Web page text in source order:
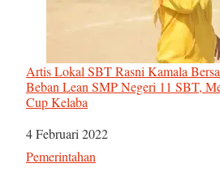
Artis Lokal SBT Rasni Kamala
Beban Lean SMP Negeri 11 SBT,
Cup Kelaba
Tanggal
4 Februari 2022
Sehubungan dengan
Pemerintahan